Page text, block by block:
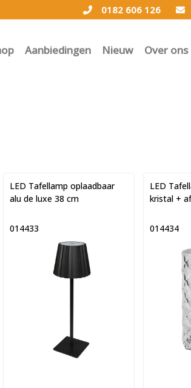
0182 606 126
Aanbiedingen Nieuw Over ons
LED Tafellamp oplaadbaar
alu de luxe 38 cm
014433
LED
kristal +
014434